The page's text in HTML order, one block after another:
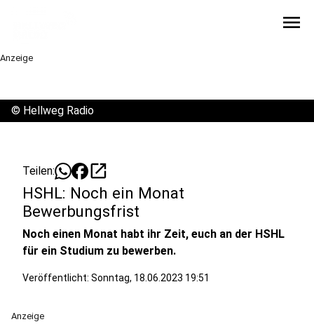
menu
Anzeige
© Hellweg Radio
Teilen: open_in_new
HSHL: Noch ein Monat
Bewerbungsfrist
Noch einen Monat habt ihr Zeit, euch an der HSHL
für ein Studium zu bewerben.
Veröffentlicht: Sonntag, 18.06.2023 19:51
Anzeige